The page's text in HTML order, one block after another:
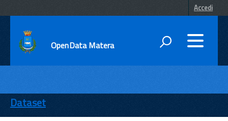
Accedi
OpenData Matera
ENTI
TEMI
Dataset